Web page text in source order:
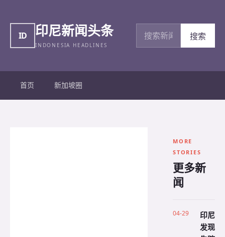
ID 印尼新闻头条
INDONESIA HEADLINES
搜索新闻
搜索
首页 新加坡圈
MORE
STORIES
更多新
闻
04-29
印尼
发现